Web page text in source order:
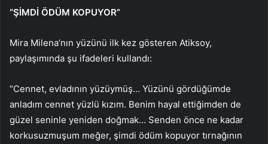
“ŞİMDİ ÖDÜM KOPUYOR”
Mira Milena’nın yüzünü ilk kez gösteren Atiksoy,
paylaşımında şu ifadeleri kullandı:
“Cennet, evladının yüzüymüş… Yüzünü gördüğümde
anladım cennet yüzlü kızım. Benim hayal ettiğimden de
güzel seninle yeniden doğmak… Senden önce ne kadar
korkusuzmuşum meğer, şimdi ödüm kopuyor tırnağının